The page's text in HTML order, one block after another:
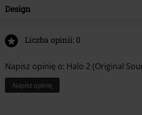
Numer artykułu
Gatunek muzyczny
Entertainment
Halo
Data premiery
Design
Rodzaj artykułu
Media - Format
Liczba opinii: 0
Napisz opinię o: Halo 2 (Original
Napisz opinię